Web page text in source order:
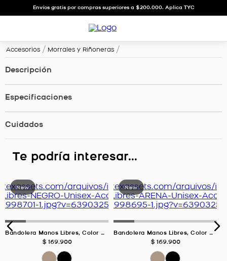
Envíos gratis por compras superiores a $200.000. Aplica TYC
Accesorios Morrales y Riñoneras
Descripción
Especificaciones
Cuidados
Te podría interesar...
Bandolera Manos Libres, Color NEGRO Para Unisex
$ 169.900
Bandolera Manos Libres, Color ARENA Para Unisex
$ 169.900